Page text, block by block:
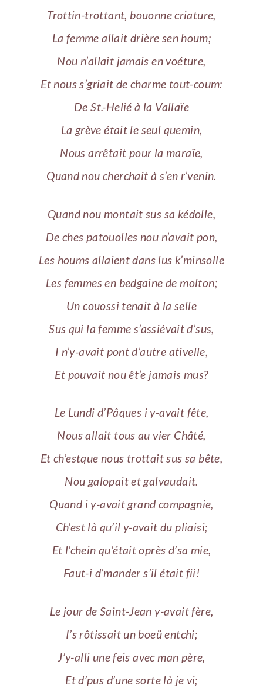
Trottin-trottant, bouonne criature,
La femme allait drière sen houm;
Nou n’allait jamais en voéture,
Et nous s’griait de charme tout-coum:
De St.-Helié à la Vallaïe
La grève était le seul quemin,
Nous arrêtait pour la maraïe,
Quand nou cherchait à s’en r’venin.
Quand nou montait sus sa kédolle,
De ches patouolles nou n’avait pon,
Les houms allaient dans lus k’minsolle
Les femmes en bedgaine de molton;
Un couossi tenait à la selle
Sus qui la femme s’assiévait d’sus,
I n’y-avait pont d’autre ativelle,
Et pouvait nou êt’e jamais mus?
Le Lundi d’Pâques i y-avait fête,
Nous allait tous au vier Châté,
Et ch’estque nous trottait sus sa bête,
Nou galopait et galvaudait.
Quand i y-avait grand compagnie,
Ch’est là qu’il y-avait du pliaisi;
Et l’chein qu’était oprès d’sa mie,
Faut-i d’mander s’il était fii!
Le jour de Saint-Jean y-avait fère,
I’s rôtissait un boeü entchi;
J’y-alli une feis avec man père,
Et d’pus d’une sorte là je vi;